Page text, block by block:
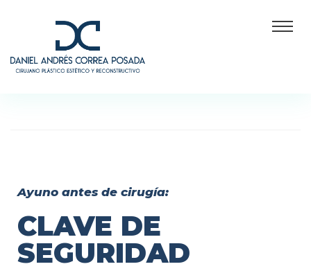
Ayuno antes de cirugía:
CLAVE DE
SEGURIDAD